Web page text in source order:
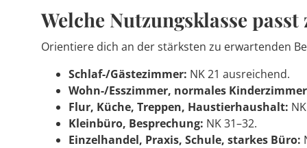
Welche Nutzungsklasse passt
Orientiere dich an der stärksten zu erwartenden
Schlaf-/Gästezimmer: NK 21 ausreichend.
Wohn-/Esszimmer, normales
Flur, Küche, Treppen, Haustierhaushalt:
Kleinbüro, Besprechung: NK 31–32.
Einzelhandel, Praxis, Schule, starkes Büro: